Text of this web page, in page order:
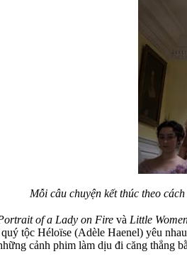
Mỗi câu chuyện kết thúc theo
of a Lady on Fire và Little
tộc Héloïse (Adèle Haenel) yêu
cảnh phim làm dịu đi căng thẳng